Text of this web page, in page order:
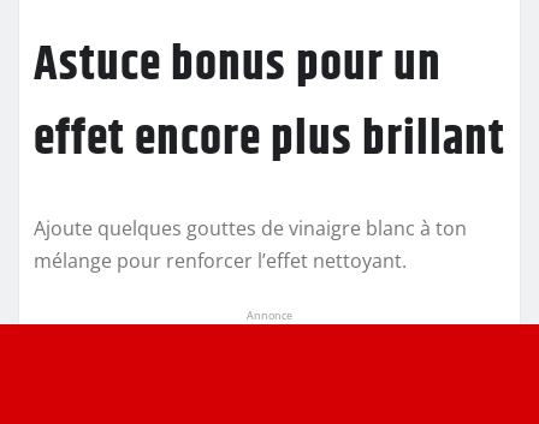
Astuce bonus pour un
effet encore plus brillant
Ajoute quelques gouttes de vinaigre blanc à ton
mélange pour renforcer l’effet nettoyant.
Annonce